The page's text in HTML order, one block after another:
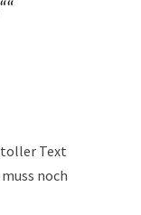
“
toller Text
noch